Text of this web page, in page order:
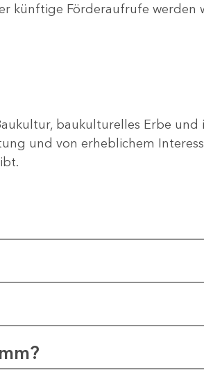
künftige Förderaufrufe werden
baukulturelles Erbe
und von erheblichem